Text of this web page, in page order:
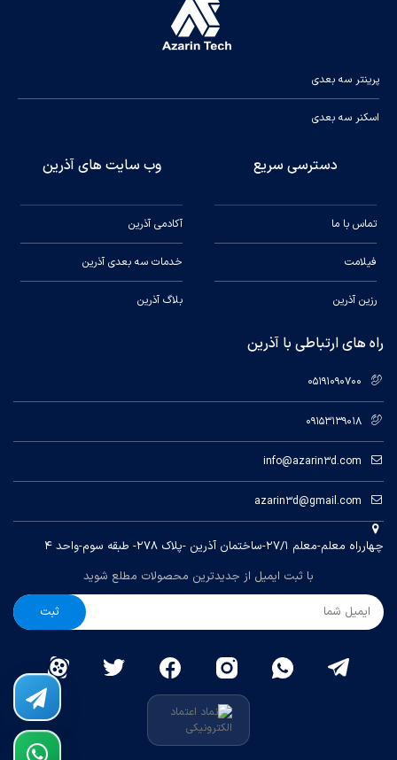
پرینتر سه بعدی
اسکنر سه بعدی
دسترسی سریع
تماس با ما
فیلامت
رزین آذرین
وب سایت های آذرین
آکادمی آذرین
خدمات سه بعدی آذرین
بلاگ آذرین
راه های ارتباطی با آذرین
05191090700
09153139018
info@azarin3d.com
azarin3d@gmail.com
چهارراه معلم-معلم ۲۷/۱-ساختمان آذرین -پلاک ۲۷۸- طبقه سوم-واحد ۴
با ثبت ایمیل از جدیدترین محصولات مطلع شوید
ثبت